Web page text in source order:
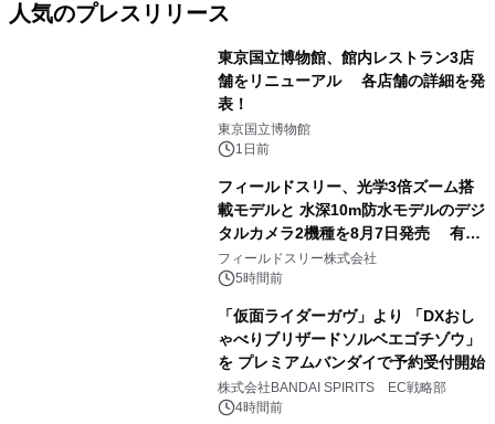
人気のプレスリリース
東京国立博物館、館内レストラン3店
舗をリニューアル 各店舗の詳細を発
表！
東京国立博物館
1日前
フィールドスリー、光学3倍ズーム搭
載モデルと 水深10m防水モデルのデジ
タルカメラ2機種を8月7日発売 有効
約1300万画素、用途別に選べるコンデ
ジ新登場
フィールドスリー株式会社
5時間前
「仮面ライダーガヴ」より 「DXおし
ゃべりブリザードソルベエゴチゾウ」
を プレミアムバンダイで予約受付開始
株式会社BANDAI SPIRITS EC戦略部
4時間前